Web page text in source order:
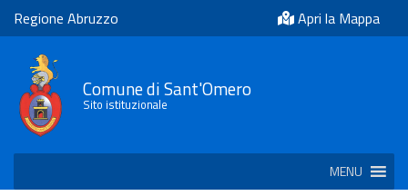
Regione Abruzzo Apri la Mappa
Comune di Sant'Omero
Sito istituzionale
MENU